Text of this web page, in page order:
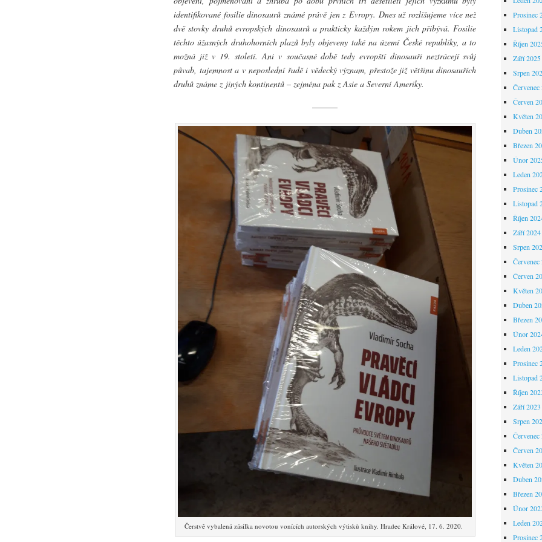
identifikované fosilie dinosaurů známé právě jen z Evropy. Dnes už rozlišujeme více než
dvě stovky druhů evropských dinosaurů a prakticky každým rokem jich přibývá. Fosilie
těchto úžasných druhohorních plazů byly objeveny také na území České republiky, a to
možná již v 19. století. Ani v současné době tedy evropští dinosauři neztrácejí svůj
půvab, tajemnost a v neposlední řadě i vědecký význam, přestože již většinu dinosauřích
druhů známe z jiných kontinentů – zejména pak z Asie a Severní Ameriky.
———
Čerstvě vybalená zásilka novotou vonících autorských výtisků knihy. Hradec Králové, 17. 6. 2020.
Prosinec
Listopad
Říjen
Září 2025
Srpen
Červenec
Červen
Květen
Duben
Březen
Únor
Leden
Prosinec
Listopad
Říjen
Září 2024
Srpen
Červenec
Červen
Květen
Duben
Březen
Únor
Leden
Prosinec
Listopad
Říjen
Září 2023
Srpen
Červenec
Červen
Květen
Duben
Březen
Únor
Leden
Prosinec